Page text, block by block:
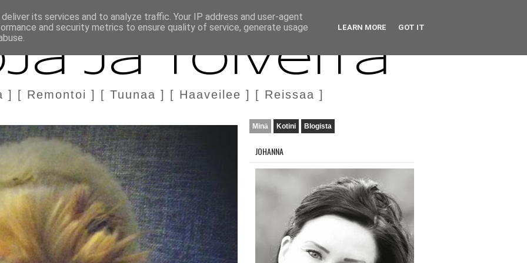
MARKKINOINTI & YHTEISTYÖ
ja Toiveita
] [ Remontoi ] [ Tuunaa ] [ Haaveilee ] [ Reissaa ]
Minä Kotini Blogista
JOHANNA
its services and to analyze traffic. Your IP address and user-agent
and security metrics to ensure quality of service, generate usage
LEARN MORE GOT IT